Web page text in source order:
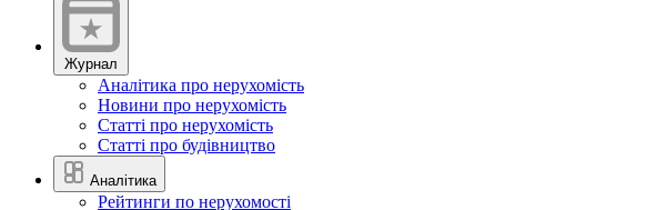
Журнал
Аналітика про нерухомість
Новини про нерухомість
Статті про нерухомість
Статті про будівництво
Аналітика
Рейтинги по нерухомості